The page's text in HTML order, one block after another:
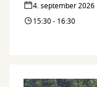
4. september 2026
15:30 - 16:30